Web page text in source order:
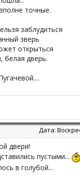
точные.
заблудиться
зверь
открыться
белая дверь.
Дата:
двери!
пустыми...
в голубой...